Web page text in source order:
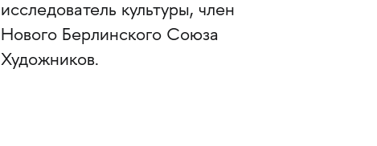
исследователь культуры, член
Нового Берлинского Союза
Художников.